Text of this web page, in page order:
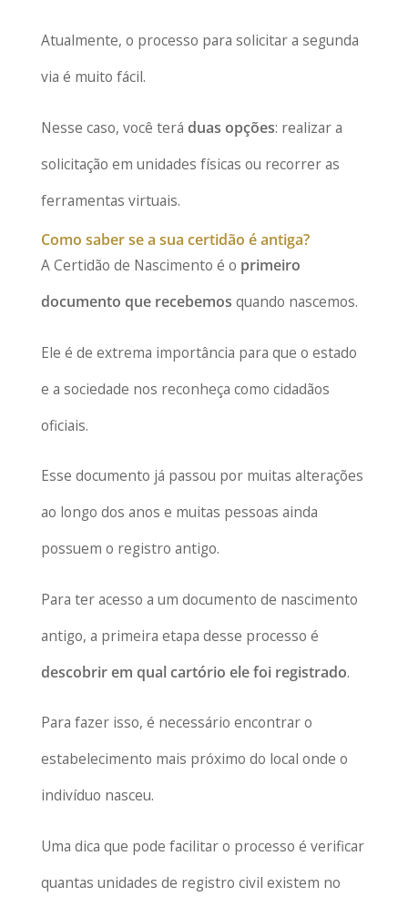
Atualmente, o processo para solicitar a segunda
via é muito fácil.
Nesse caso, você terá duas opções: realizar a
solicitação em unidades físicas ou recorrer as
ferramentas virtuais.
Como saber se a sua certidão é antiga?
A Certidão de Nascimento é o primeiro
documento que recebemos quando nascemos.
Ele é de extrema importância para que o estado
e a sociedade nos reconheça como cidadãos
oficiais.
Esse documento já passou por muitas alterações
ao longo dos anos e muitas pessoas ainda
possuem o registro antigo.
Para ter acesso a um documento de nascimento
antigo, a primeira etapa desse processo é
descobrir em qual cartório ele foi registrado.
Para fazer isso, é necessário encontrar o
estabelecimento mais próximo do local onde o
indivíduo nasceu.
Uma dica que pode facilitar o processo é verificar
quantas unidades de registro civil existem no